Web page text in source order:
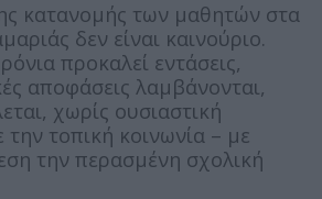
κατανομής των μαθητών στα
δεν είναι καινούριο.
προκαλεί εντάσεις,
αποφάσεις λαμβάνονται,
χωρίς ουσιαστική
τοπική κοινωνία – με
την περασμένη σχολική